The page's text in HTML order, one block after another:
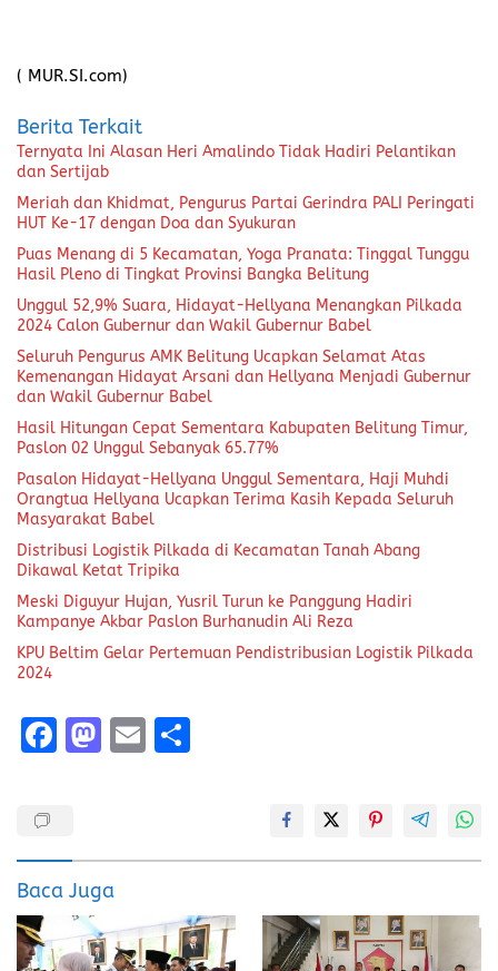
( MUR.SI.com)
Berita Terkait
Ternyata Ini Alasan Heri Amalindo Tidak Hadiri Pelantikan
dan Sertijab
Meriah dan Khidmat, Pengurus Partai Gerindra PALI Peringati
HUT Ke-17 dengan Doa dan Syukuran
Puas Menang di 5 Kecamatan, Yoga Pranata: Tinggal Tunggu
Hasil Pleno di Tingkat Provinsi Bangka Belitung
Unggul 52,9% Suara, Hidayat-Hellyana Menangkan Pilkada
2024 Calon Gubernur dan Wakil Gubernur Babel
Seluruh Pengurus AMK Belitung Ucapkan Selamat Atas
Kemenangan Hidayat Arsani dan Hellyana Menjadi Gubernur
dan Wakil Gubernur Babel
Hasil Hitungan Cepat Sementara Kabupaten Belitung Timur,
Paslon 02 Unggul Sebanyak 65.77%
Pasalon Hidayat-Hellyana Unggul Sementara, Haji Muhdi
Orangtua Hellyana Ucapkan Terima Kasih Kepada Seluruh
Masyarakat Babel
Distribusi Logistik Pilkada di Kecamatan Tanah Abang
Dikawal Ketat Tripika
Meski Diguyur Hujan, Yusril Turun ke Panggung Hadiri
Kampanye Akbar Paslon Burhanudin Ali Reza
KPU Beltim Gelar Pertemuan Pendistribusian Logistik Pilkada
2024
F
o
o
k
M
d
n
E
Baca Juga